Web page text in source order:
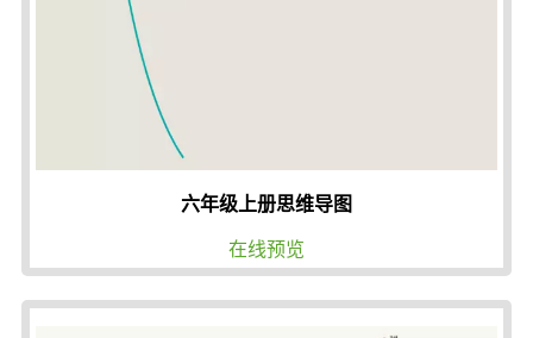
六年级上册思维导图
在线预览